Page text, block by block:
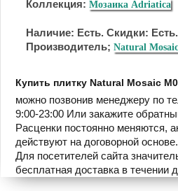
Коллекция: Мозаика Adriatica
Наличие: Есть. Скидки: Есть.
Производитель; Natural Mosaic
Купить плитку Natural Mosaic
можно позвонив менеджеру по
9:00-23:00 Или закажите
Расценки постоянно меняются,
действуют на договорной основе.
Для посетителей сайта
бесплатная доставка в течении